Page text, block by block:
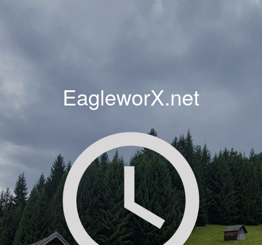
EagleworX.net